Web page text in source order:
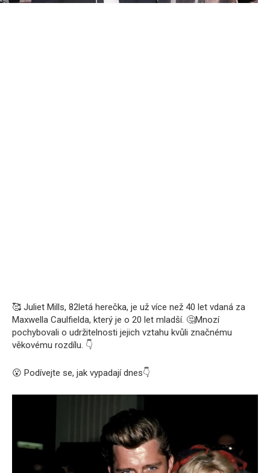
🥰 Juliet Mills, 82letá herečka, je už více než 40 let vdaná za
Maxwella Caulfielda, který je o 20 let mladší. 🤔Mnozí
pochybovali o udržitelnosti jejich vztahu kvůli značnému
věkovému rozdílu. 👇
😮 Podívejte se, jak vypadají dnes👇